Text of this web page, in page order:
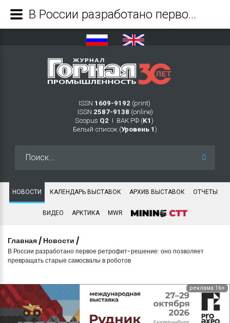
ISSN 1609-9192 (print)
ISSN 2587-9138 (online)
Scopus Q2 Ι ВАК РФ (K1 )
Белый список (Уровень 1 )
НОВОСТИ КАЛЕНДАРЬ ВЫСТАВОК АРХИВ ВЫСТАВОК ОТЧЕТЫ
ВИДЕО АРКТИКА MWR
Главная / Новости /
В России разработано первое ретрофит-решение: оно позволяет
превращать старые самосвалы в роботов
реклама 16+
В России разработано первое ретрофит-решение: оно позволяет превращать старые самосвалы в роботов - Журнал Горная промышленность